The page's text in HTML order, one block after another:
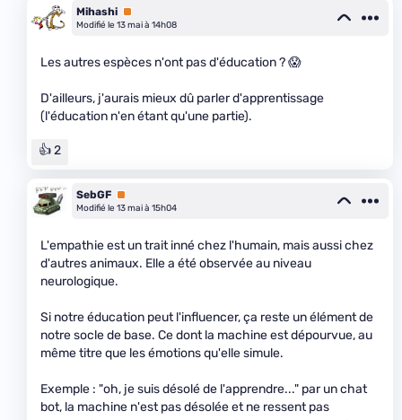
Mihashi Premium
Modifié le 13 mai à 14h08
Les autres espèces n'ont pas d'éducation ? 😱
D'ailleurs, j'aurais mieux dû parler d'apprentissage
(l'éducation n'en étant qu'une partie).
👍 2
SebGF Premium
Modifié le 13 mai à 15h04
L'empathie est un trait inné chez l'humain, mais aussi chez
d'autres animaux. Elle a été observée au niveau
neurologique.
Si notre éducation peut l'influencer, ça reste un élément de
notre socle de base. Ce dont la machine est dépourvue, au
même titre que les émotions qu'elle simule.
Exemple : "oh, je suis désolé de l'apprendre..." par un chat
bot, la machine n'est pas désolée et ne ressent pas